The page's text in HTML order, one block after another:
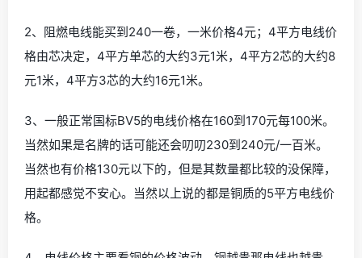
2、阻燃电线能买到240一卷，一米价格4元；4平方电线价
格由芯决定，4平方单芯的大约3元1米，4平方2芯的大约8
元1米，4平方3芯的大约16元1米。
3、一般正常国标BV5的电线价格在160到170元每100米。
当然如果是名牌的话可能还会叨叨230到240元/一百米。
当然也有价格130元以下的，但是其数量都比较的没保障，
用起都感觉不安心。当然以上说的都是铜质的5平方电线价
格。